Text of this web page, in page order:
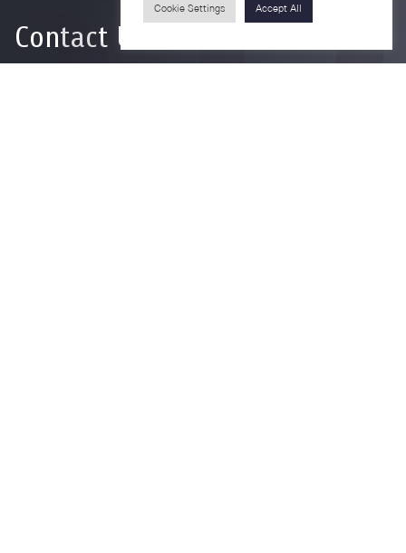
Contact Us
Cookie Settings Accept All